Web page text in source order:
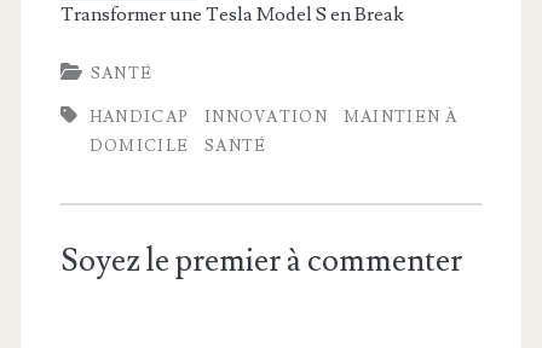
Transformer une Tesla Model S en Break
SANTÉ
HANDICAP INNOVATION
MAINTIEN À
DOMICILE
SANTÉ
Soyez le premier à commenter